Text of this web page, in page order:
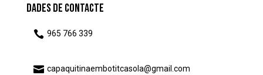
Dades de Contacte
 965 766 339
 capaquitinaembotitcasola@gmail.com